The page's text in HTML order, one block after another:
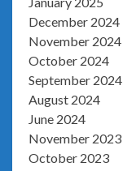
December 2024
November 2024
October 2024
September 2024
August 2024
June 2024
November 2023
October 2023